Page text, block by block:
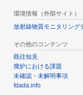
環境情報（外部サイト）
放射線物質モニタリング
その他のコンテンツ
既往知見
廃炉における課題
未確認・未解明事項
fdada.info